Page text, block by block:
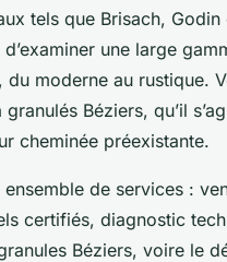
tels que Brisach,
une large
moderne au rustique.
Béziers, qu’il
cheminée préexistante.
de services :
certifiés, diagnostic
Béziers, voire le